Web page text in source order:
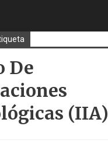
De
(IIA)